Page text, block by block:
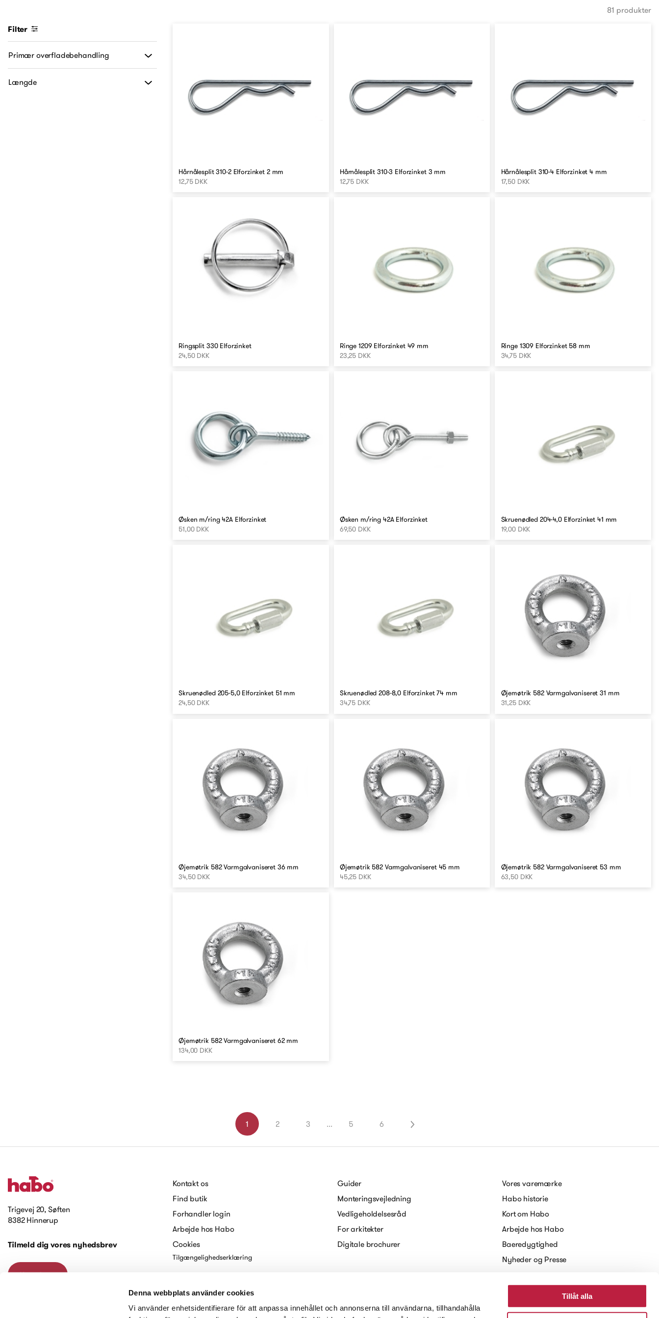
Denna webbplats använder cookies
Vi använder enhetsidentifierare för att anpassa innehållet och annonserna till användarna, tillhandahålla
Tillåt alla
81 produkter
Filter
Primær overfladebehandling
Længde
Hårnålesplit 310-2 Elforzinket 2 mm
12,75 DKK
Hårnålesplit 310-3 Elforzinket 3 mm
12,75 DKK
Hårnålesplit 310-4 Elforzinket 4 mm
17,50 DKK
Ringsplit 330 Elforzinket
24,50 DKK
Ringe 1209 Elforzinket 49 mm
23,25 DKK
Ringe 1309 Elforzinket 58 mm
34,75 DKK
Øsken m/ring 42A Elforzinket
51,00 DKK
Øsken m/ring 42A Elforzinket
69,50 DKK
Skruenødled 204-4,0 Elforzinket 41 mm
19,00 DKK
Skruenødled 205-5,0 Elforzinket 51 mm
24,50 DKK
Skruenødled 208-8,0 Elforzinket 74 mm
34,75 DKK
Øjemøtrik 582 Varmgalvaniseret 31 mm
31,25 DKK
Øjemøtrik 582 Varmgalvaniseret 36 mm
34,50 DKK
Øjemøtrik 582 Varmgalvaniseret 45 mm
45,25 DKK
Øjemøtrik 582 Varmgalvaniseret 53 mm
63,50 DKK
Øjemøtrik 582 Varmgalvaniseret 62 mm
134,00 DKK
1 2 3 ... 5 6
Trigevej 20, Søften
8382 Hinnerup
Tilmeld dig vores nyhedsbrev
Kontakt os
Kontakt os
Find butik
Forhandler login
Arbejde hos Habo
Cookies
Tilgængelighedserklæring
Guider
Monteringsvejledning
Vedligeholdelsesråd
For arkitekter
Digitale brochurer
Vores varemærke
Habo historie
Kort om Habo
Arbejde hos Habo
Baeredygtighed
Nyheder og Presse